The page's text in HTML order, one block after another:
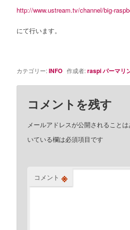
http://www.ustream.tv/channel/big-
にて行います。
カテゴリー:INFO 作成者:raspiパーマリ
コメントを残す
メールアドレスが公開されることは
いている欄は必須項目です
コメント ※